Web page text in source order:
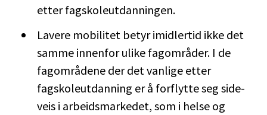
etter fagskoleutdanningen.
Lavere mobilitet betyr imidlertid ikke det
samme innenfor ulike fagområder. I de
fagområdene der det vanlige etter
fagskoleutdanning er å forflytte seg side-
veis i arbeidsmarkedet, som i helse og